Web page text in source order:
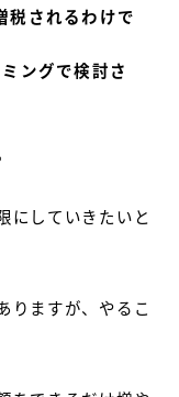
税されるわけで
ングで検討さ
にしていきたいと
りますが、やるこ